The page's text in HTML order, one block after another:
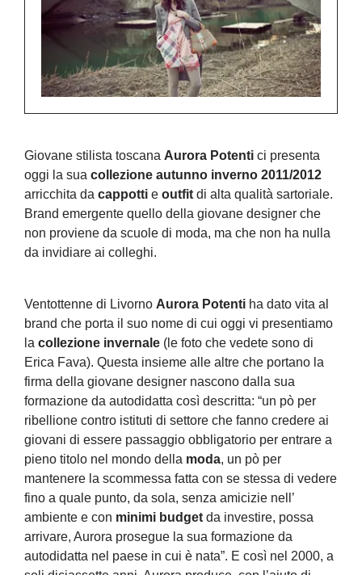
Giovane stilista toscana Aurora Potenti ci presenta
oggi la sua collezione autunno inverno 2011/2012
arricchita da cappotti e outfit di alta qualità sartoriale.
Brand emergente quello della giovane designer che
non proviene da scuole di moda, ma che non ha nulla
da invidiare ai colleghi.
Ventottenne di Livorno Aurora Potenti ha dato vita al
brand che porta il suo nome di cui oggi vi presentiamo
la collezione invernale (le foto che vedete sono di
Erica Fava). Questa insieme alle altre che portano la
firma della giovane designer nascono dalla sua
formazione da autodidatta così descritta: “un pò per
ribellione contro istituti di settore che fanno credere ai
giovani di essere passaggio obbligatorio per entrare a
pieno titolo nel mondo della moda, un pò per
mantenere la scommessa fatta con se stessa di vedere
fino a quale punto, da sola, senza amicizie nell’
ambiente e con minimi budget da investire, possa
arrivare, Aurora prosegue la sua formazione da
autodidatta nel paese in cui è nata”. E così nel 2000, a